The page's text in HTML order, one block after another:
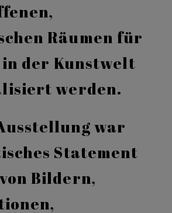
Räumen für
der Kunstwelt
werden.
war
Statement
Bildern,